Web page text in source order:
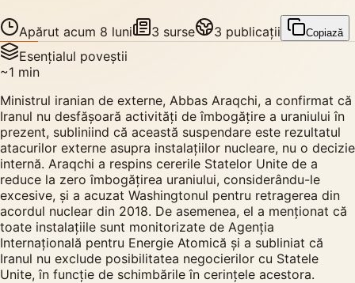
Apărut acum 8 luni 3 surse 3 publicații Copiază
Esențialul poveștii
~1 min
Ministrul iranian de externe, Abbas Araqchi, a confirmat că
Iranul nu desfășoară activități de îmbogățire a uraniului în
prezent, subliniind că această suspendare este rezultatul
atacurilor externe asupra instalațiilor nucleare, nu o decizie
internă. Araqchi a respins cererile Statelor Unite de a
reduce la zero îmbogățirea uraniului, considerându-le
excesive, și a acuzat Washingtonul pentru retragerea din
acordul nuclear din 2018. De asemenea, el a menționat că
toate instalațiile sunt monitorizate de Agenția
Internațională pentru Energie Atomică și a subliniat că
Iranul nu exclude posibilitatea negocierilor cu Statele
Unite, în funcție de schimbările în cerințele acestora.